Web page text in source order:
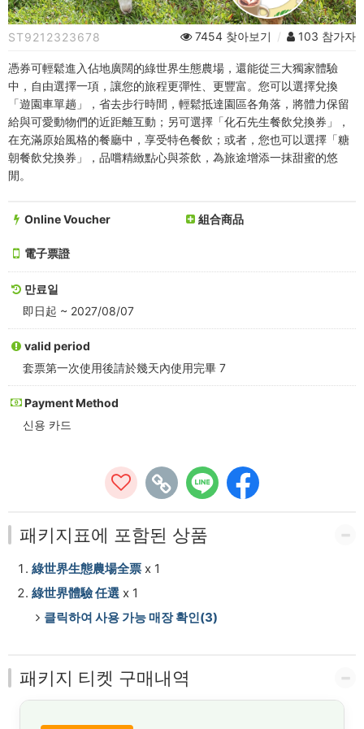
(遊
園
車/
化
石
先
生
餐
飲
兌
換/
糖
朝
餐
換)
CT-
PASS
ST9212323678 7454 찾아보기 / 103 참가자
憑券可輕鬆進入佔地廣闊的綠世界生態農場，還能從三大獨家體驗
中，自由選擇一項，讓您的旅程更彈性、更豐富。您可以選擇兌換
「遊園車單趟」，省去步行時間，輕鬆抵達園區各角落，將體力保留
給與可愛動物們的近距離互動；另可選擇「化石先生餐飲兌換券」，
在充滿原始風格的餐廳中，享受特色餐飲；或者，您也可以選擇「糖
朝餐飲兌換券」，品嚐精緻點心與茶飲，為旅途增添一抹甜蜜的悠
閒。
Online Voucher 組合商品
電子票證
만료일
即日起 ~ 2027/08/07
valid period
套票第一次使用後請於幾天內使用完畢 7
Payment Method
신용 카드
패키지표에 포함된 상품
綠世界生態農場全票 x 1
綠世界體驗 任選 x 1
클릭하여 사용 가능 매장 확인(3)
패키지 티켓 구매내역